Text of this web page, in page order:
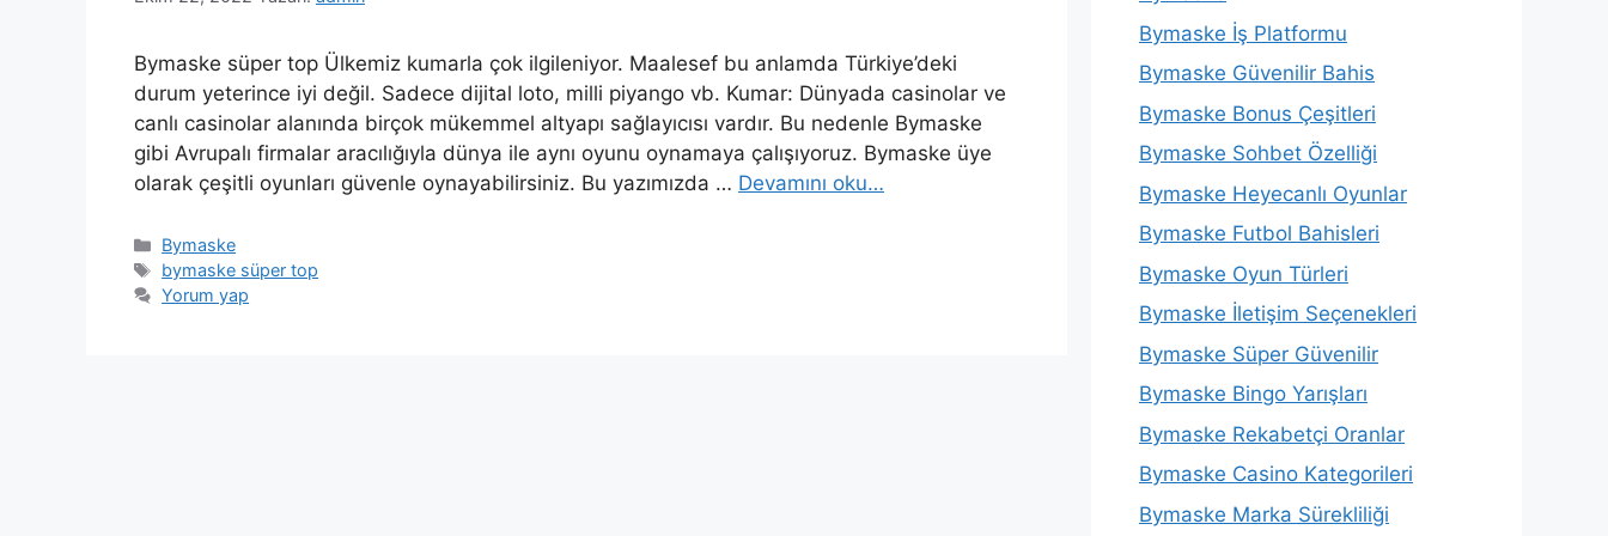
Bymaske süper top Ülkemiz kumarla çok ilgileniyor. Maalesef bu anlamda Türkiye’deki
durum yeterince iyi değil. Sadece dijital loto, milli piyango vb. Kumar: Dünyada casinolar ve
canlı casinolar alanında birçok mükemmel altyapı sağlayıcısı vardır. Bu nedenle Bymaske
gibi Avrupalı ​​firmalar aracılığıyla dünya ile aynı oyunu oynamaya çalışıyoruz. Bymaske üye
olarak çeşitli oyunları güvenle oynayabilirsiniz. Bu yazımızda … Devamını oku…
Kategoriler
Bymaske
Etiketler
bymaske süper top
Yorum yap
Bymaske İş Platformu
Bymaske Güvenilir Bahis
Bymaske Bonus Çeşitleri
Bymaske Sohbet Özelliği
Bymaske Heyecanlı Oyunlar
Bymaske Futbol Bahisleri
Bymaske Oyun Türleri
Bymaske İletişim Seçenekleri
Bymaske Süper Güvenilir
Bymaske Bingo Yarışları
Bymaske Rekabetçi Oranlar
Bymaske Casino Kategorileri
Bymaske Marka Sürekliliği